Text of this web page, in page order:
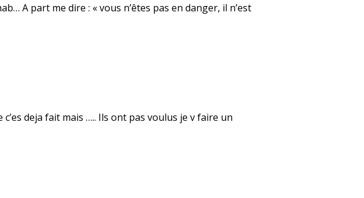
A part me dire : « vous n’êtes pas en danger, il n’est
deja fait mais ….. Ils ont pas voulus je v faire un